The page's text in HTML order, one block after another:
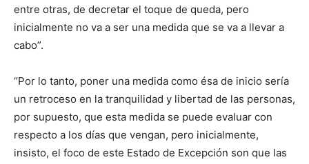
entre otras, de decretar el toque de queda, pero
inicialmente no va a ser una medida que se va a llevar a
cabo”.
“Por lo tanto, poner una medida como ésa de inicio sería
un retroceso en la tranquilidad y libertad de las personas,
por supuesto, que esta medida se puede evaluar con
respecto a los días que vengan, pero inicialmente,
insisto, el foco de este Estado de Excepción son que las